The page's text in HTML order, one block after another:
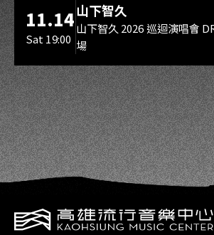
11.14
Sat 19:00
山下智久
山下智久 2026 巡迴演唱會
場